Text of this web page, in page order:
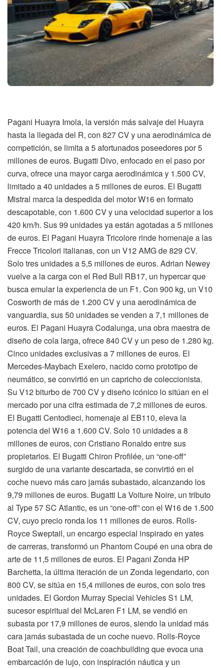
Pagani Huayra Imola, la versión más salvaje del Huayra
hasta la llegada del R, con 827 CV y una aerodinámica de
competición, se limita a 5 afortunados poseedores por 5
millones de euros. Bugatti Divo, enfocado en el paso por
curva, ofrece una mayor carga aerodinámica y 1.500 CV,
limitado a 40 unidades a 5 millones de euros. El Bugatti
Mistral marca la despedida del motor W16 en formato
descapotable, con 1.600 CV y una velocidad superior a los
420 km/h. Sus 99 unidades ya están agotadas a 5 millones
de euros. El Pagani Huayra Tricolore rinde homenaje a las
Frecce Tricolori italianas, con un V12 AMG de 829 CV.
Solo tres unidades a 5,5 millones de euros. Adrian Newey
vuelve a la carga con el Red Bull RB17, un hypercar que
busca emular la experiencia de un F1. Con 900 kg, un V10
Cosworth de más de 1.200 CV y una aerodinámica de
vanguardia, sus 50 unidades se venden a 7,1 millones de
euros. El Pagani Huayra Codalunga, una obra maestra de
diseño de cola larga, ofrece 840 CV y un peso de 1.280 kg.
Cinco unidades exclusivas a 7 millones de euros. El
Mercedes-Maybach Exelero, nacido como prototipo de
neumático, se convirtió en un capricho de coleccionista.
Su V12 biturbo de 700 CV y diseño icónico lo sitúan en el
mercado por una cifra estimada de 7,2 millones de euros.
El Bugatti Centodieci, homenaje al EB110, eleva la
potencia del W16 a 1.600 CV. Solo 10 unidades a 8
millones de euros, con Cristiano Ronaldo entre sus
propietarios. El Bugatti Chiron Profilée, un “one-off”
surgido de una variante descartada, se convirtió en el
coche nuevo más caro jamás subastado, alcanzando los
9,79 millones de euros. Bugatti La Voiture Noire, un tributo
al Type 57 SC Atlantic, es un “one-off” con el W16 de 1.500
CV, cuyo precio ronda los 11 millones de euros. Rolls-
Royce Sweptail, un encargo especial inspirado en yates
de carreras, transformó un Phantom Coupé en una obra de
arte de 11,5 millones de euros. El Pagani Zonda HP
Barchetta, la última iteración de un Zonda legendario, con
800 CV, se sitúa en 15,4 millones de euros, con solo tres
unidades. El Gordon Murray Special Vehicles S1 LM,
sucesor espiritual del McLaren F1 LM, se vendió en
subasta por 17,9 millones de euros, siendo la unidad más
cara jamás subastada de un coche nuevo. Rolls-Royce
Boat Tail, una creación de coachbuilding que evoca una
embarcación de lujo, con inspiración náutica y un